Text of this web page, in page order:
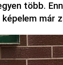
több.
már